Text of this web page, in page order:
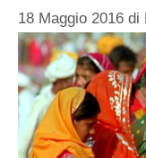
18 Maggio 2016 di